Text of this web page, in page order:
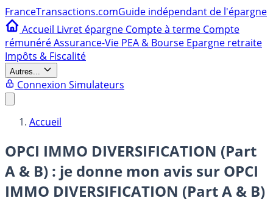
FranceTransactions.comGuide indépendant de l'épargne
Accueil Livret épargne Compte à terme Compte
rémunéréAssurance-Vie PEA & Bourse Epargne retraite
Impôts & Fiscalité
Autres...
Connexion Simulateurs
Accueil
OPCI IMMO DIVERSIFICATION (Part
A & B) : je donne mon avis sur OPCI
IMMO DIVERSIFICATION (Part A & B)